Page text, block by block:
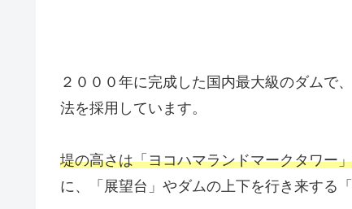
２０００年に完成した国内最大級のダムで
法を採用しています。
堤の高さは「ヨコハマランドマークタワー
に、「展望台」やダムの上下を行き来する